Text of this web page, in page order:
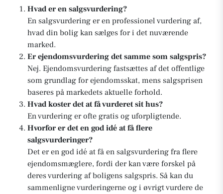
Hvad er en salgsvurdering?
En salgsvurdering er en professionel vurdering af,
hvad din bolig kan sælges for i det nuværende
marked.
Er ejendomsvurdering det samme som salgspris?
Nej. Ejendomsvurdering fastsættes af det offentlige
som grundlag for ejendomsskat, mens salgsprisen
baseres på markedets aktuelle forhold.
Hvad koster det at få vurderet sit hus?
En vurdering er ofte gratis og uforpligtende.
Hvorfor er det en god idé at få flere
salgsvurderinger?
Det er en god idé at få en salgsvurdering fra flere
ejendomsmæglere, fordi der kan være forskel på
deres vurdering af boligens salgspris. Så kan du
sammenligne vurderingerne og i øvrigt vurdere de